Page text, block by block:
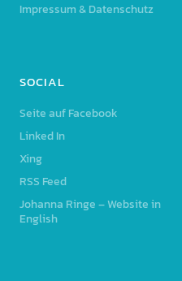
Impressum & Datenschutz
SOCIAL
Seite auf Facebook
Linked In
Xing
RSS Feed
Johanna Ringe – Website in
English